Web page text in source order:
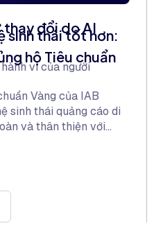
thay đổi do AI
vi của người
sinh thái tốt hơn:
hộ Tiêu chuẩn
Vàng của IAB
sinh thái quảng cáo di
và thân thiện với